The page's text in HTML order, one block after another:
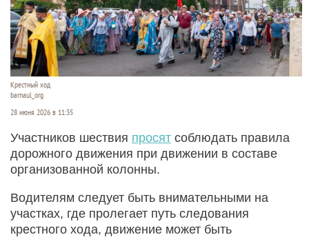
Крестный ход
barnaul_org
28 июня 2026 в 11:35
Участников шествия просят соблюдать правила
дорожного движения при движении в составе
организованной колонны.
Водителям следует быть внимательными на
участках, где пролегает путь следования
крестного хода, движение может быть